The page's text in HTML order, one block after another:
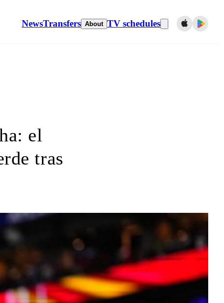
NewsTransfers About TV schedules
el
tras